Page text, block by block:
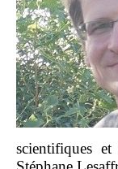
scientifiques